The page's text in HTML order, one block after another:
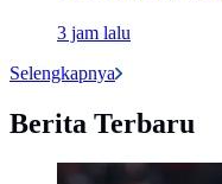
3 jam lalu
Selengkapnya
Berita Terbaru